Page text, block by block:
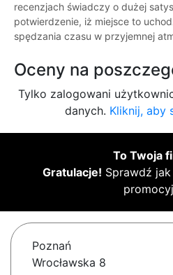
recenzjach świadczy o dużej
potwierdzenie, iż miejsce to
spędzania czasu w przyjemnej
Oceny na
Tylko zalogowani
danych. Kliknij, aby
To Twoja
Gratulacje! Sprawdź
Poznań
Wrocławska 8